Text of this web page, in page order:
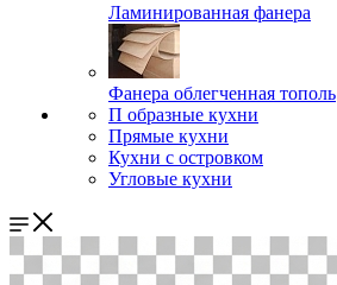
Ламинированная фанера
Фанера облегченная тополь
П образные кухни
Прямые кухни
Кухни с островком
Угловые кухни